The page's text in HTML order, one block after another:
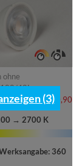
ohne
40L ·
10,90
→ 2700 K
360
Mehr anzeigen (3)